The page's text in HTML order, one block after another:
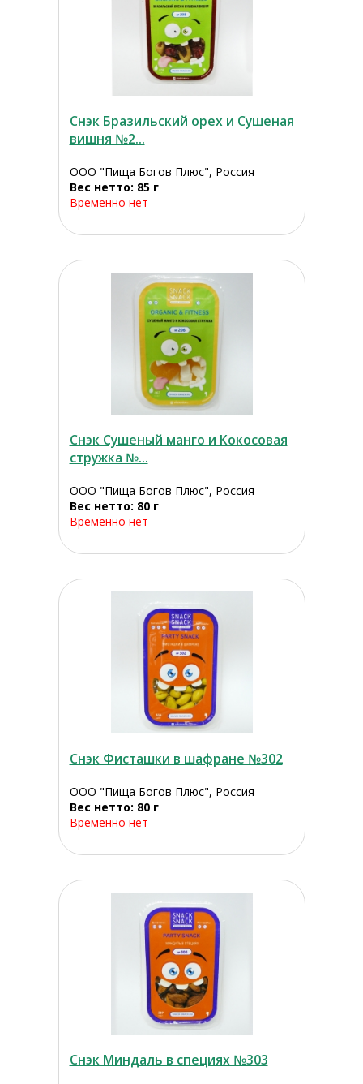
Снэк Бразильский орех и Сушеная
вишня №2...
ООО "Пища Богов Плюс", Россия
Вес нетто: 85 г
Временно нет
Снэк Сушеный манго и Кокосовая
стружка №...
ООО "Пища Богов Плюс", Россия
Вес нетто: 80 г
Временно нет
Снэк Фисташки в шафране №302
ООО "Пища Богов Плюс", Россия
Вес нетто: 80 г
Временно нет
Снэк Миндаль в специях №303